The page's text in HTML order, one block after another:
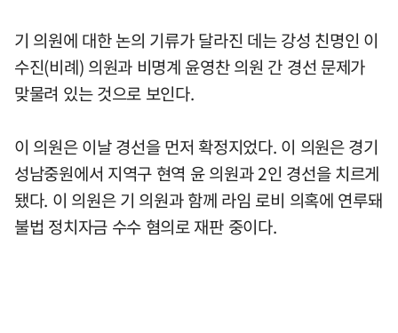
기 의원에 대한 논의 기류가 달라진 데는 강성 친명인 이
수진(비례) 의원과 비명계 윤영찬 의원 간 경선 문제가
맞물려 있는 것으로 보인다.
이 의원은 이날 경선을 먼저 확정지었다. 이 의원은 경기
성남중원에서 지역구 현역 윤 의원과 2인 경선을 치르게
됐다. 이 의원은 기 의원과 함께 라임 로비 의혹에 연루돼
불법 정치자금 수수 혐의로 재판 중이다.